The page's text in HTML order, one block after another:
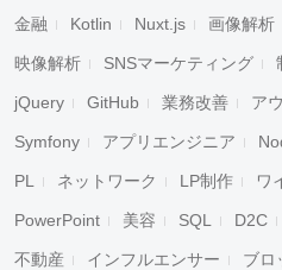
金融 Kotlin Nuxt.js 画像解析
映像解析 SNSマーケティング
jQuery GitHub 業務改善 ア
Symfony アプリエンジニア
PL ネットワーク LP制作 ワ
PowerPoint 美容 SQL D2C
不動産 インフルエンサー ブロ